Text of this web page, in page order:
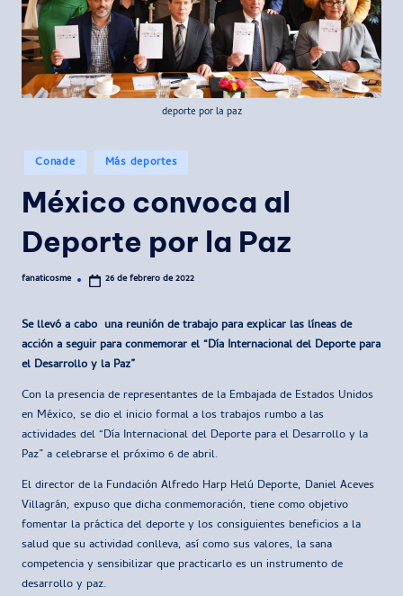
s
deporte por la paz
Publicado
en
Conade Más deportes
México convoca al
Deporte por la Paz
Publicado
fanaticosme 26 de febrero de 2022
Se llevó a cabo una reunión de trabajo para explicar las líneas de
acción a seguir para conmemorar el “Día Internacional del Deporte para
el Desarrollo y la Paz”
Con la presencia de representantes de la Embajada de Estados Unidos
en México, se dio el inicio formal a los trabajos rumbo a las
actividades del “Día Internacional del Deporte para el Desarrollo y la
Paz” a celebrarse el próximo 6 de abril.
El director de la Fundación Alfredo Harp Helú Deporte, Daniel Aceves
Villagrán, expuso que dicha conmemoración, tiene como objetivo
fomentar la práctica del deporte y los consiguientes beneficios a la
salud que su actividad conlleva, así como sus valores, la sana
competencia y sensibilizar que practicarlo es un instrumento de
desarrollo y paz.